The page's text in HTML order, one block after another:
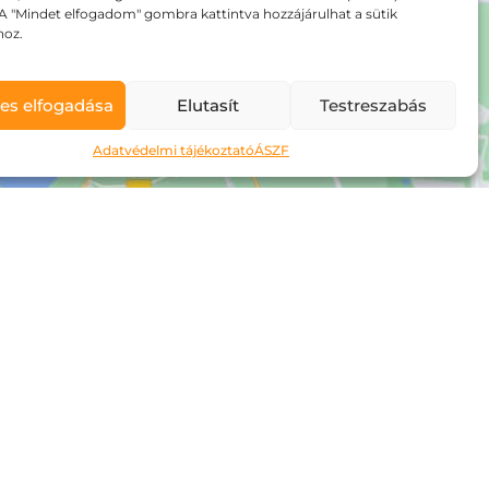
"Mindet elfogadom" gombra kattintva hozzájárulhat a sütik
elfogadása Elutasít Testreszabás
Adatvédelmi tájékoztatóÁSZF